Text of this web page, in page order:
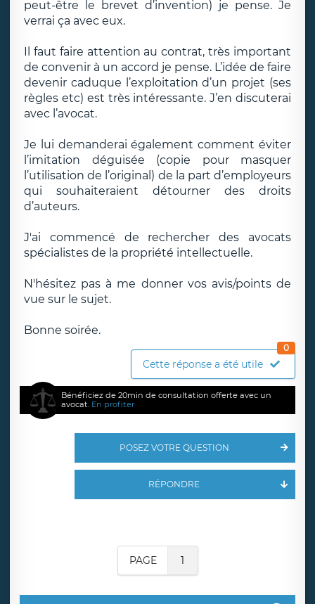
peut-être le brevet d’invention) je pense. Je
verrai ça avec eux.
Il faut faire attention au contrat, très important
de convenir à un accord je pense. L’idée de faire
devenir caduque l’exploitation d’un projet (ses
règles etc) est très intéressante. J’en discuterai
avec l’avocat.
Je lui demanderai également comment éviter
l’imitation déguisée (copie pour masquer
l’utilisation de l’original) de la part d’employeurs
qui souhaiteraient détourner des droits
d’auteurs.
J'ai commencé de rechercher des avocats
spécialistes de la propriété intellectuelle.
N'hésitez pas à me donner vos avis/points de
vue sur le sujet.
Bonne soirée.
Cette réponse a été utile
0
Bénéficiez de 20min de consultation offerte avec un
avocat. En profiter
POSEZ VOTRE QUESTION
RÉPONDRE
PAGE 1